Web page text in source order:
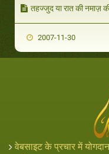
तहज्जुद या रात की नमाज़
2007-11-30
वेबसाइट के प्रचार में योगदान